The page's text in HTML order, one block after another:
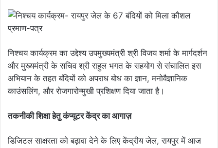
निश्चय कार्यक्रम का उद्देश्य उपमुख्यमंत्री श्री विजय शर्मा के मार्गदर्शन
और मुख्यमंत्री के सचिव श्री राहुल भगत के सहयोग से संचालित इस
अभियान के तहत बंदियों को अपराध बोध का ज्ञान, मनोवैज्ञानिक
काउंसलिंग, और रोजगारोन्मुखी प्रशिक्षण दिया जाता है।
तकनीकी शिक्षा हेतु कंप्यूटर केंद्र का आगाज़
डिजिटल साक्षरता को बढ़ावा देने के लिए केंद्रीय जेल, रायपुर में आज